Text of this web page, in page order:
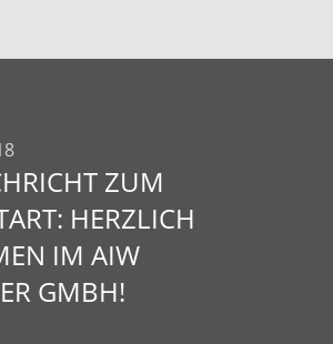
ZUM
HERZLICH
IM AIW
GMBH!